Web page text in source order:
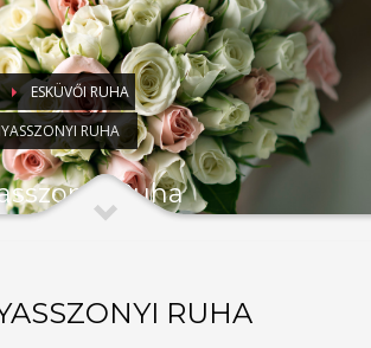
ESKÜVŐI RUHA
RUHA
Ruha
RUHA